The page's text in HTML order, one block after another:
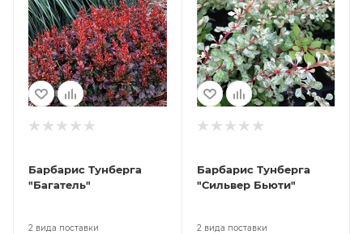
Барбарис Тунберга
"Багатель"
2 вида поставки
Барбарис Тунберга
"Сильвер Бьюти"
2 вида поставки